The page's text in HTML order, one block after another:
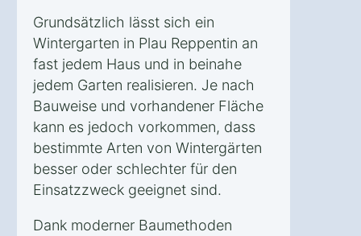
Grundsätzlich lässt sich ein
Wintergarten in Plau Reppentin an
fast jedem Haus und in beinahe
jedem Garten realisieren. Je nach
Bauweise und vorhandener Fläche
kann es jedoch vorkommen, dass
bestimmte Arten von Wintergärten
besser oder schlechter für den
Einsatzzweck geeignet sind.
Dank moderner Baumethoden